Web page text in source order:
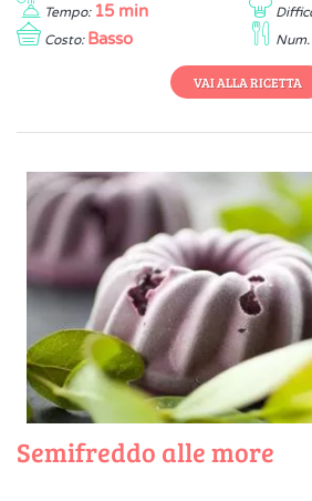
Tempo: 15 min
Costo: Basso
VAI ALLA RICETTA
Semifreddo alle more